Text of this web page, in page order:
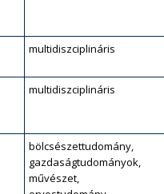
multidiszciplináris
multidiszciplináris
bölcsészettudomány,
gazdaságtudományok,
művészet,